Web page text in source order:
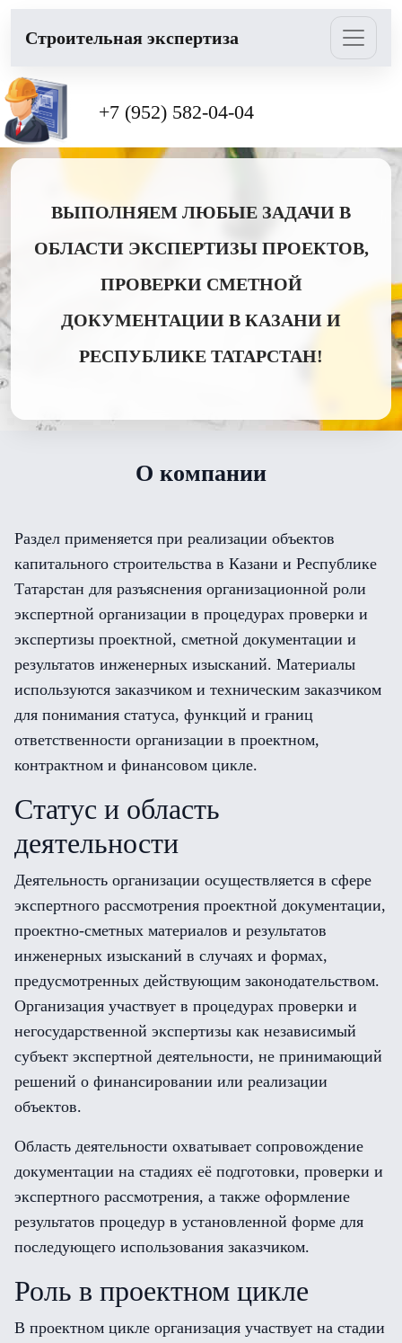
Cтроительная экспертиза
+7 (952) 582-04-04
ВЫПОЛНЯЕМ ЛЮБЫЕ ЗАДАЧИ В
ОБЛАСТИ ЭКСПЕРТИЗЫ ПРОЕКТОВ,
ПРОВЕРКИ СМЕТНОЙ
ДОКУМЕНТАЦИИ В КАЗАНИ И
РЕСПУБЛИКЕ ТАТАРСТАН!
О компании
Раздел применяется при реализации объектов
капитального строительства в Казани и Республике
Татарстан для разъяснения организационной роли
экспертной организации в процедурах проверки и
экспертизы проектной, сметной документации и
результатов инженерных изысканий. Материалы
используются заказчиком и техническим заказчиком
для понимания статуса, функций и границ
ответственности организации в проектном,
контрактном и финансовом цикле.
Статус и область
деятельности
Деятельность организации осуществляется в сфере
экспертного рассмотрения проектной документации,
проектно-сметных материалов и результатов
инженерных изысканий в случаях и формах,
предусмотренных действующим законодательством.
Организация участвует в процедурах проверки и
негосударственной экспертизы как независимый
субъект экспертной деятельности, не принимающий
решений о финансировании или реализации
объектов.
Область деятельности охватывает сопровождение
документации на стадиях её подготовки, проверки и
экспертного рассмотрения, а также оформление
результатов процедур в установленной форме для
последующего использования заказчиком.
Роль в проектном цикле
В проектном цикле организация участвует на стадии